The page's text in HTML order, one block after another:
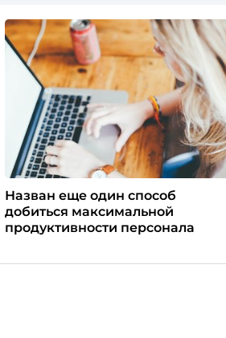
Назван еще один способ
добиться максимальной
продуктивности персонала